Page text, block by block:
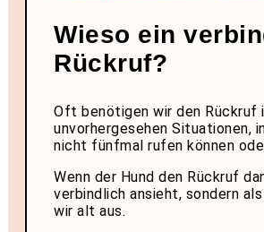
Wieso ein
Rückruf?
Oft benötigen wir den Rückruf
unvorhergesehen Situationen,
nicht fünfmal rufen können
Wenn der Hund den Rückruf
verbindlich ansieht, sondern
wir alt aus.